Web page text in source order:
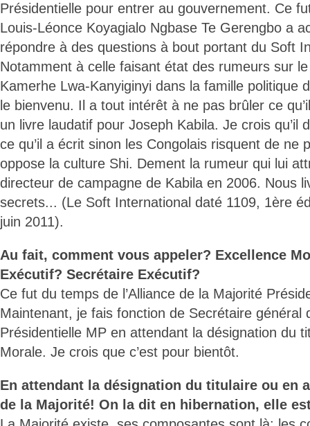
Présidentielle pour entrer au gouvernement. Ce
Louis-Léonce Koyagialo Ngbase Te Gerengbo a
répondre à des questions à bout portant du Soft
Notamment à celle faisant état des rumeurs sur
Kamerhe Lwa-Kanyiginyi dans la famille politique
le bienvenu. Il a tout intérêt à ne pas brûler ce
un livre laudatif pour Joseph Kabila. Je crois qu’il
ce qu’il a écrit sinon les Congolais risquent de ne
oppose la culture Shi. Dement la rumeur qui lui
directeur de campagne de Kabila en 2006. Nous
secrets... (Le Soft International daté 1109, 1ère
juin 2011).
Au fait, comment vous appeler? Excellence
Exécutif? Secrétaire Exécutif?
Ce fut du temps de l’Alliance de la Majorité
Maintenant, je fais fonction de Secrétaire général
Présidentielle MP en attendant la désignation du
Morale. Je crois que c’est pour bientôt.
En attendant la désignation du titulaire ou en
de la Majorité! On la dit en hibernation, elle